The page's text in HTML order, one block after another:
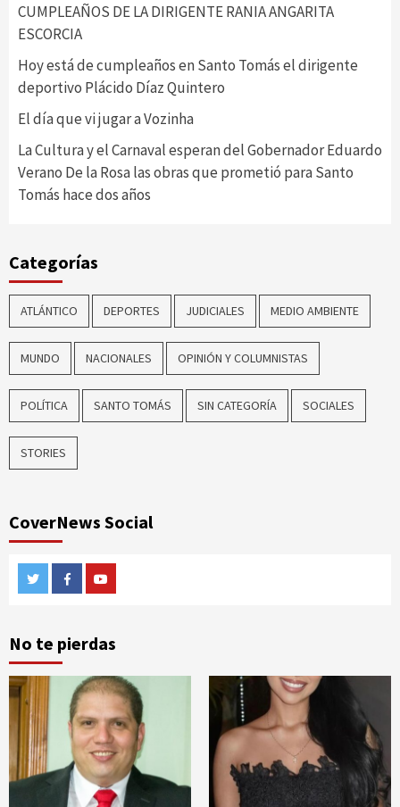
CUMPLEAÑOS DE LA DIRIGENTE RANIA ANGARITA
ESCORCIA
Hoy está de cumpleaños en Santo Tomás el dirigente
deportivo Plácido Díaz Quintero
El día que vi jugar a Vozinha
La Cultura y el Carnaval esperan del Gobernador Eduardo
Verano De la Rosa las obras que prometió para Santo
Tomás hace dos años
Categorías
ATLÁNTICO DEPORTES JUDICIALES MEDIO AMBIENTE
MUNDO NACIONALES OPINIÓN Y COLUMNISTAS
POLÍTICA SANTO TOMÁS SIN CATEGORÍA SOCIALES
STORIES
CoverNews Social
TwitterFacebook
No te pierdas